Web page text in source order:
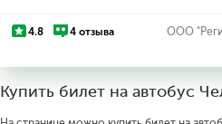
4.8 4 отзыва ООО
Купить билет на автобус